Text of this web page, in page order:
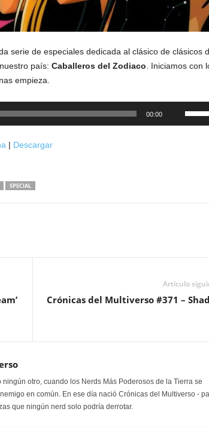
serie de especiales dedicada al clásico de clásicos
país: Caballeros del Zodiaco. Iniciamos con
empieza.
00:00
| Descargar
SPECIAL
Artículo
Crónicas del Multiverso #371 –
ningún otro, cuando los Nerds Más Poderosos de la Tierra se
en común. En ese día nació Crónicas del Multiverso -
que ningún nerd solo podría derrotar.